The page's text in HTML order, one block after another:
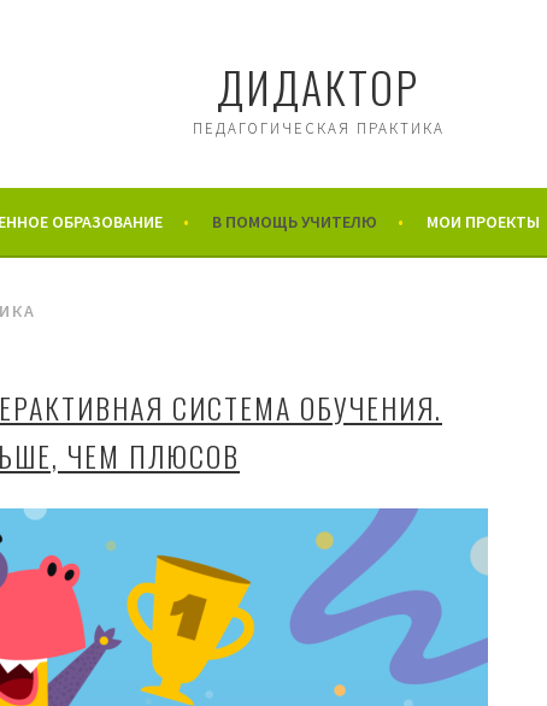
ДИДАКТОР
ПЕДАГОГИЧЕСКАЯ ПРАКТИКА
ОБРАЗОВАНИЕ В ПОМОЩЬ УЧИТЕЛЮ МОИ ПРОЕКТЫ
СИСТЕМА ОБУЧЕНИЯ.
ЧЕМ ПЛЮСОВ